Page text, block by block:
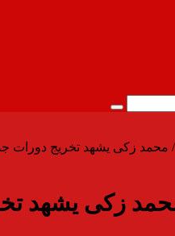
بحث
/ محمد زكى يشهد تخريج دورات
زكى يشهد